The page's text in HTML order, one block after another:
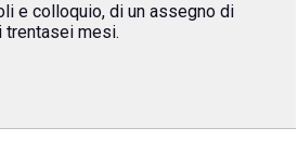
e colloquio, di un assegno di
trentasei mesi.